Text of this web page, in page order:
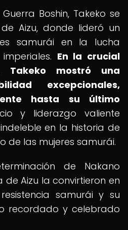
Boshin, Takeko se
Aizu, donde lideró un
samurái en la lucha
En la crucial
Takeko mostró una
excepcionales,
hasta su último
y liderazgo valiente
en la historia de
de las mujeres samurái.
de Nakano
de Aizu la convirtieron en
samurái y su
recordado y celebrado